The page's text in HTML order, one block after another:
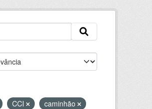
CCI
caminhão